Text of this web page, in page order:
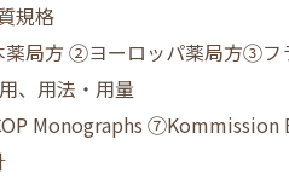
規格
局方 ②ヨーロッパ薬局方③フ
、用法・用量
Monographs ⑦Kommission